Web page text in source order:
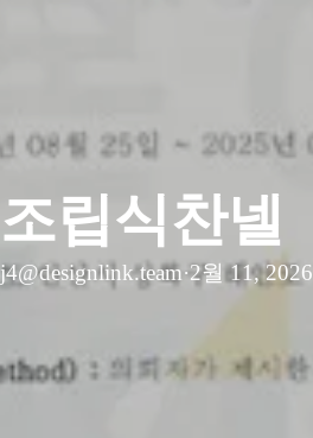
조립식찬넬
j4@designlink.team·2월 11, 2026